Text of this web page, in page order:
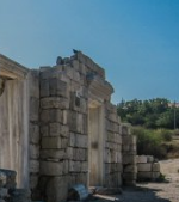
з фондів об’єкту
Таврійського».
але експерти та